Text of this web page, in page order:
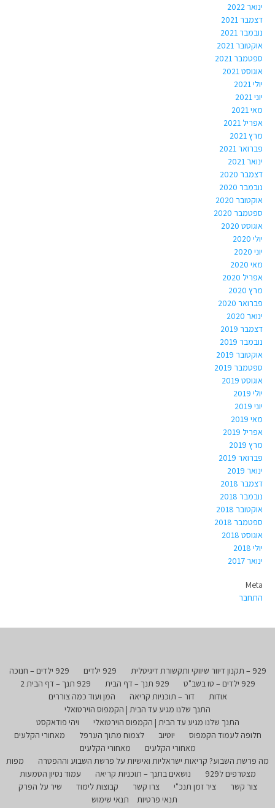
ינואר 2022
דצמבר 2021
נובמבר 2021
אוקטובר 2021
ספטמבר 2021
אוגוסט 2021
יולי 2021
יוני 2021
מאי 2021
אפריל 2021
מרץ 2021
פברואר 2021
ינואר 2021
דצמבר 2020
נובמבר 2020
אוקטובר 2020
ספטמבר 2020
אוגוסט 2020
יולי 2020
יוני 2020
מאי 2020
אפריל 2020
מרץ 2020
פברואר 2020
ינואר 2020
דצמבר 2019
נובמבר 2019
אוקטובר 2019
ספטמבר 2019
אוגוסט 2019
יולי 2019
יוני 2019
מאי 2019
אפריל 2019
מרץ 2019
פברואר 2019
ינואר 2019
דצמבר 2018
נובמבר 2018
אוקטובר 2018
ספטמבר 2018
אוגוסט 2018
יולי 2018
ינואר 2017
Meta
התחבר
929 – תקנון דיוור שיווקי ותקשורת דיגיטלית 929 ילדים
929 ילדים – חנוכה
929 ילדים – טו בשב"ט
929 תנך – דף הבית
929 תנך – דף הבית 2
אודות
דור – תוכניות קריאה
המן ועוד כמה צוררים
התנך שלנו מגיע עד הבית | הקמפוס הוירטואלי
התנך שלנו מגיע עד הבית | הקמפוס הוירטואלי
ויהי פודאקסט
חלופה לעמוד הקמפוס
יוטיוב לצמוח מתוך הערפל
מאחורי הקלעים
מאחורי הקלעים
מאחורי הקלעים
מה פרשת השבוע? קריאות ישראליות ואישיות על פרשת השבוע וההפטרה
מפות
מצטרפים ל929
נושאים בתנך – תוכניות קריאה
עמוד נסיון הטמעות
צור קשר
ציר זמן תנכ"י צרו קשר קבוצות לימוד
שיר על הפרק
תנאי פרטיות
תנאי שימוש